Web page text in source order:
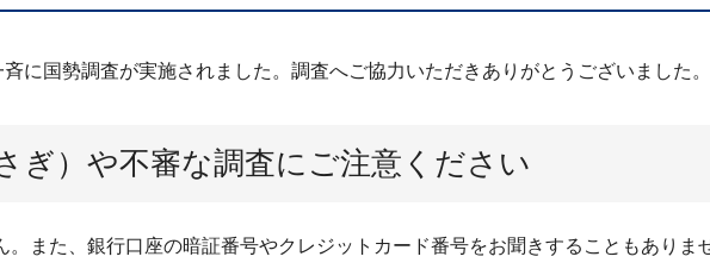
に国勢調査が実施されました。調査へご協⼒いただきありがとうございました。
ぎ）や不審な調査にご注意ください
また、銀行口座の暗証番号やクレジットカード番号をお聞きすることもありま